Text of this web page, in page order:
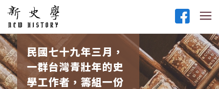
民國七十九年三月，
一群台灣青壯年的史
學工作者，籌組一份